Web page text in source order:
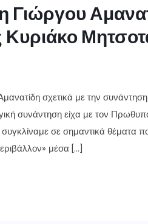
Γιώργου
σχετικά με την
συνάντηση είχα με τον
σε σημαντικά θέματα
μέσα […]